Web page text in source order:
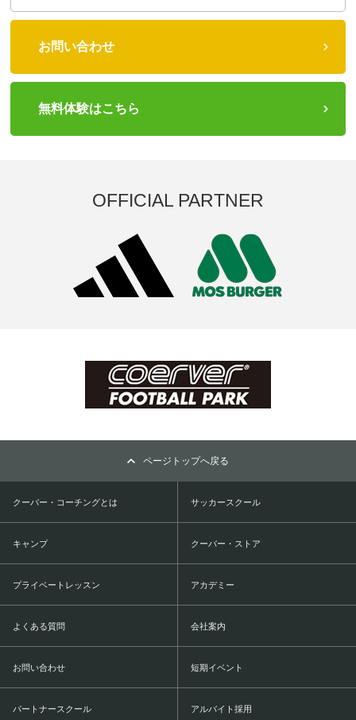
お問い合わせ
無料体験はこちら
OFFICIAL PARTNER
ページトップへ戻る
クーバー・コーチングとは サッカースクール
キャンプ クーバー・ストア
プライベートレッスン アカデミー
よくある質問 会社案内
お問い合わせ 短期イベント
パートナースクール アルバイト採用